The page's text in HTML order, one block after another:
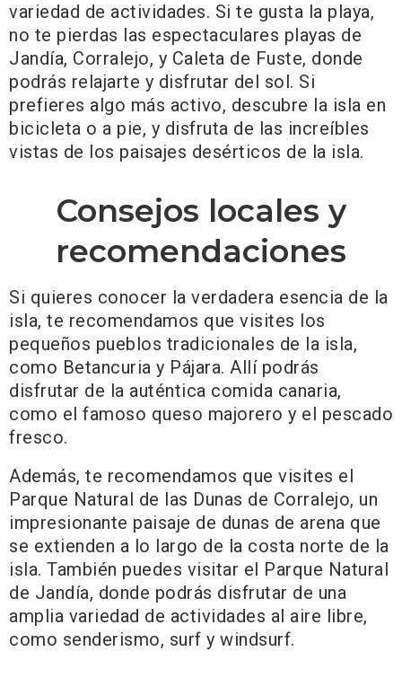
variedad de actividades. Si te gusta la playa,
no te pierdas las espectaculares playas de
Jandía, Corralejo, y Caleta de Fuste, donde
podrás relajarte y disfrutar del sol. Si
prefieres algo más activo, descubre la isla en
bicicleta o a pie, y disfruta de las increíbles
vistas de los paisajes desérticos de la isla.
Consejos locales y
recomendaciones
Si quieres conocer la verdadera esencia de la
isla, te recomendamos que visites los
pequeños pueblos tradicionales de la isla,
como Betancuria y Pájara. Allí podrás
disfrutar de la auténtica comida canaria,
como el famoso queso majorero y el pescado
fresco.
Además, te recomendamos que visites el
Parque Natural de las Dunas de Corralejo, un
impresionante paisaje de dunas de arena que
se extienden a lo largo de la costa norte de la
isla. También puedes visitar el Parque Natural
de Jandía, donde podrás disfrutar de una
amplia variedad de actividades al aire libre,
como senderismo, surf y windsurf.